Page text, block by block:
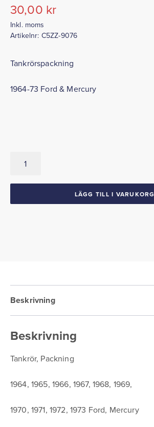
30,00 kr
Inkl. moms
Artikelnr: C5ZZ-9076
Tankrörspackning
1964-73 Ford & Mercury
1964-
LÄGG TILL I VARUKORG
Beskrivning
Beskrivning
Tankrör, Packning
1964, 1965, 1966, 1967, 1968, 1969,
1970, 1971, 1972, 1973 Ford, Mercury